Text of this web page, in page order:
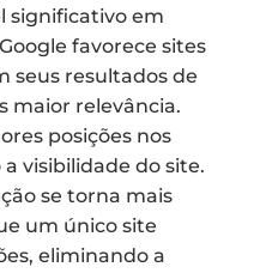
significativo em
favorece sites
seus resultados de
maior relevância.
posições nos
visibilidade do site.
se torna mais
um único site
eliminando a